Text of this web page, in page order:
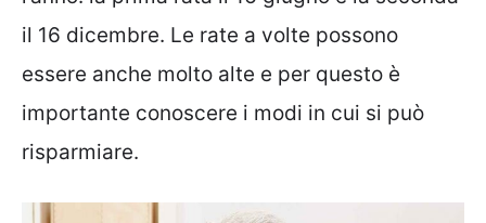
il 16 dicembre. Le rate a volte possono
essere anche molto alte e per questo è
importante conoscere i modi in cui si può
risparmiare.